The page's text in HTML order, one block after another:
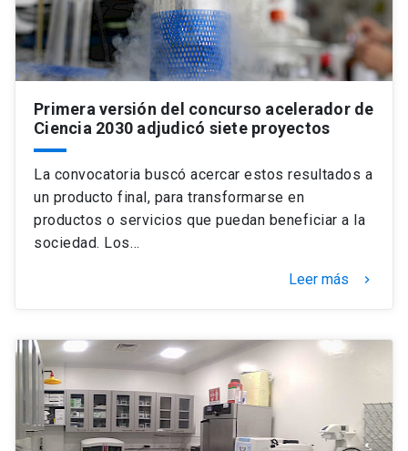
Primera versión del concurso acelerador de
Ciencia 2030 adjudicó siete proyectos
La convocatoria buscó acercar estos resultados a
un producto final, para transformarse en
productos o servicios que puedan beneficiar a la
sociedad. Los…
Leer más keyboard_arrow_right